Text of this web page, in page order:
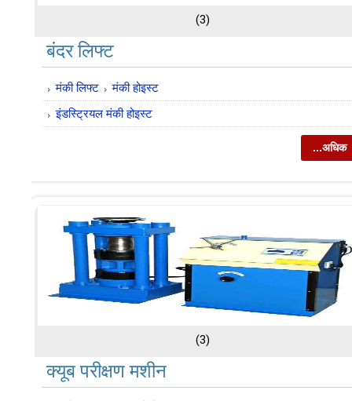
(3)
बंदर लिफ्ट
मंकी लिफ्ट
मंकी होइस्ट
इंडस्ट्रियल मंकी होइस्ट
...अधिक
(3)
क्यूब परीक्षण मशीन